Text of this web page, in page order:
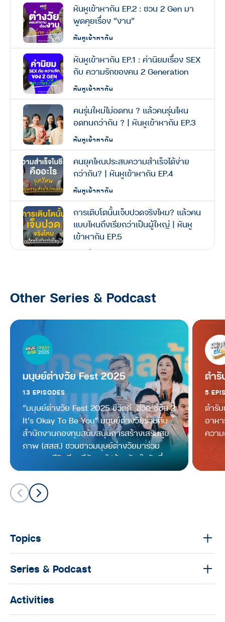
หันหูเข้าหากัน EP.2 : ชวน 2 Gen มา
พูดคุยเรื่อง “งาน”
หันหูเข้าหากัน
หันหูเข้าหากัน EP.1 : ค่านิยมเรื่อง SEX
กับ ความรักของคน 2 Generation
หันหูเข้าหากัน
คนรุ่นใหม่ไม่อดทน ? แล้วคนรุ่นไหน
อดทนกว่ากัน ? | หันหูเข้าหากัน EP.3
หันหูเข้าหากัน
คนยุคไหนประสบความสำเร็จได้ง่าย
กว่ากัน? | หันหูเข้าหากัน EP.4
หันหูเข้าหากัน
การเติบโตนั้นเจ็บปวดจริงไหม? แล้วคน
แบบไหนถึงเรียกว่าเป็นผู้ใหญ่ | หันหู
เข้าหากัน EP.5
หันหูเข้าหากัน
Other Series & Podcast
มนุษย์ต่างวัย Fest 2025
13 EPISODES
“มนุษย์ต่างวัย Fest 2025 ชีวิตดี…ชีวิต ซีซัน 2
It’s Okay To Be You” มนุษย์ต่างวัยร่วมกับ
สำนักงานกองทุนสนับสนุนการสร้างเสริมสุข
ภาพ (สสส.) ชวนชาวมนุษย์ต่างวัยมาร่วม
ออกแบบชีวิตดี ๆ ชีซัน 2 ไปด้วยกัน ในวันที่
21-22 มิถุนายน 2568 ที่ IMPACT Exhibition
Center Hall 8
ตำรั
5
ตำรั
อาห
ควา
Topics
Series & Podcast
Activities